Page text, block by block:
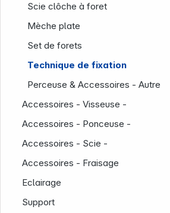
Scie clôche à foret
Mèche plate
Set de forets
Technique de fixation
Perceuse & Accessoires - Autre
Accessoires - Visseuse -
Accessoires - Ponceuse -
Accessoires - Scie -
Accessoires - Fraisage
Eclairage
Support
Société